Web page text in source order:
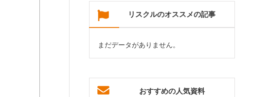
リスクルのオススメの記事
まだデータがありません。
おすすめの人気資料